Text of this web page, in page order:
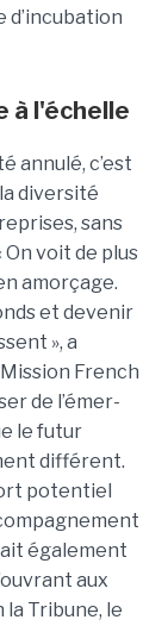
d’incubation
à l'échelle
annulé, c’est
diver­sité
sans
voit de plus
amorçage.
et deve­nir
», a
French
de l’émer­
le futur
dif­fé­rent.
poten­tiel
également
aux
la Tribune, le